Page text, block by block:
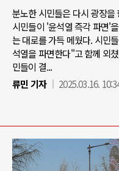
분노한 시민들은 다시 광장을
시민들이 '윤석열 즉각 파면'
는 대로를 가득 메웠다. 시민
석열을 파면한다"고 함께 외
민들이 결...
류민 기자
2025.03.16.